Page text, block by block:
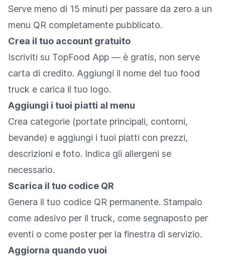
Serve meno di 15 minuti per passare da zero a un
menu QR completamente pubblicato.
Crea il tuo account gratuito
Iscriviti su TopFood App — è gratis, non serve
carta di credito. Aggiungi il nome del tuo food
truck e carica il tuo logo.
Aggiungi i tuoi piatti al menu
Crea categorie (portate principali, contorni,
bevande) e aggiungi i tuoi piatti con prezzi,
descrizioni e foto. Indica gli allergeni se
necessario.
Scarica il tuo codice QR
Genera il tuo codice QR permanente. Stampalo
come adesivo per il truck, come segnaposto per
eventi o come poster per la finestra di servizio.
Aggiorna quando vuoi